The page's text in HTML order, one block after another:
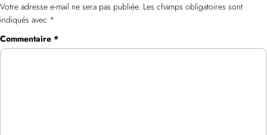
Votre adresse e-mail ne sera pas publiée. Les champs obligatoires sont
indiqués avec *
Commentaire *